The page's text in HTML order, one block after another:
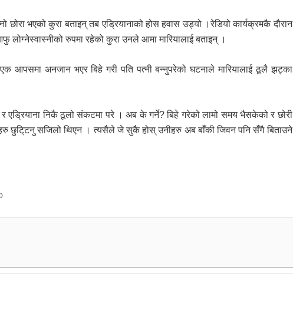
छोरा भएको कुरा बताइन् तब एडि्रयानाको होस हवास उड्यो ।रेडियो कार्यक्रमकै दौरान
लोग्नेस्वास्नीको रुपमा रहेको कुरा उनले आमा मारियालाई बताइन् ।
आपसमा अनजान भएर बिहे गरी पति पत्नी बन्नुपरेको घटनाले मारियालाई ठूलै झट्का
र एडि्रयाना निकै ठूलो संकटमा परे । अब के गर्ने? बिहे गरेको लामो समय भैसकेको र छोरी
छुटि्टनु सजिलो थिएन । त्यसैले जे सुकै होस् उनीहरु अब बाँकी जिवन पनि सँगै बिताउने